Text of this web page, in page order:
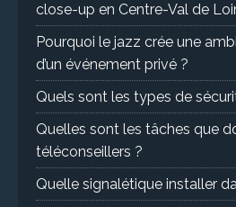
close-up en Centre-Val de
Pourquoi le jazz crée une
d’un événement privé ?
Quels sont les types de
Quelles sont les tâches que
téléconseillers ?
Quelle signalétique installer